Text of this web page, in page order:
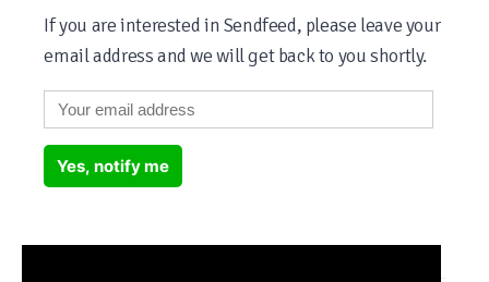
If you are interested in Sendfeed, please leave your
email address and we will get back to you shortly.
Yes, notify me